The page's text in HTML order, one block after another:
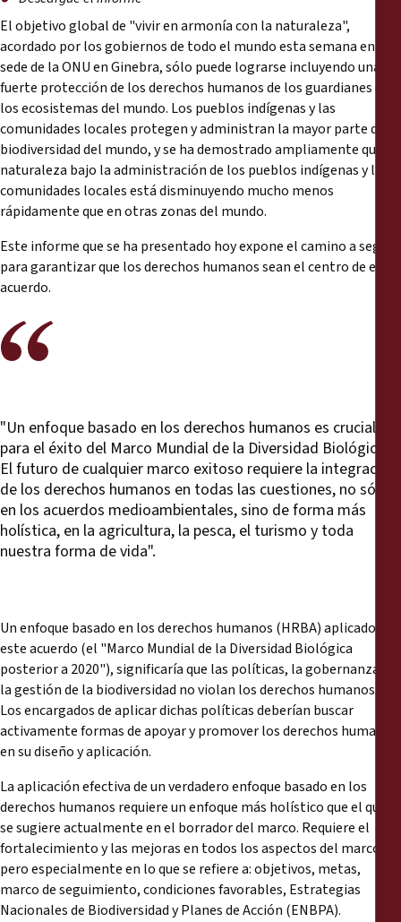
Comunicados de prensa
Materiales de capacitación
Documentos informativos
Presentaciones legales
Declaraciones
Informes anuales
El objetivo global de "vivir en armonía con la naturaleza",
acordado por los gobiernos de todo el mundo esta semana en la
sede de la ONU en Ginebra, sólo puede lograrse incluyendo una
fuerte protección de los derechos humanos de los guardianes de
los ecosistemas del mundo. Los pueblos indígenas y las
comunidades locales protegen y administran la mayor parte de la
biodiversidad del mundo, y se ha demostrado ampliamente que la
naturaleza bajo la administración de los pueblos indígenas y las
comunidades locales está disminuyendo mucho menos
rápidamente que en otras zonas del mundo.
Este informe que se ha presentado hoy expone el camino a seguir
para garantizar que los derechos humanos sean el centro de este
acuerdo.
"Un enfoque basado en los derechos humanos es crucial
para el éxito del Marco Mundial de la Diversidad Biológica.
El futuro de cualquier marco exitoso requiere la integración
de los derechos humanos en todas las cuestiones, no sólo
en los acuerdos medioambientales, sino de forma más
holística, en la agricultura, la pesca, el turismo y toda
nuestra forma de vida".
Un enfoque basado en los derechos humanos (HRBA) aplicado en
este acuerdo (el "Marco Mundial de la Diversidad Biológica
posterior a 2020"), significaría que las políticas, la gobernanza y
la gestión de la biodiversidad no violan los derechos humanos.
Los encargados de aplicar dichas políticas deberían buscar
activamente formas de apoyar y promover los derechos humanos
en su diseño y aplicación.
La aplicación efectiva de un verdadero enfoque basado en los
derechos humanos requiere un enfoque más holístico que el que
se sugiere actualmente en el borrador del marco. Requiere el
fortalecimiento y las mejoras en todos los aspectos del marco,
pero especialmente en lo que se refiere a: objetivos, metas,
marco de seguimiento, condiciones favorables, Estrategias
Nacionales de Biodiversidad y Planes de Acción (ENBPA).